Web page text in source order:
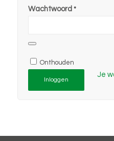
Wachtwoord *
Onthouden
Inloggen
Je